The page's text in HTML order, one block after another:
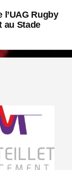
l’UAG Rugby
au Stade